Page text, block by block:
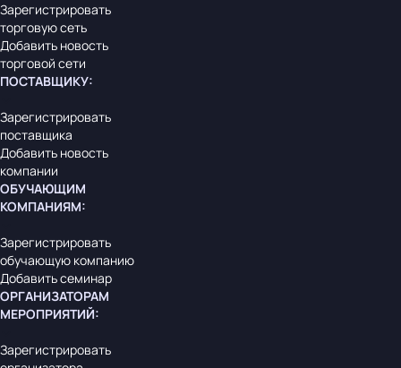
Зарегистрировать
торговую сеть
Добавить новость
торговой сети
ПОСТАВЩИКУ:
Зарегистрировать
поставщика
Добавить новость
компании
ОБУЧАЮЩИМ
КОМПАНИЯМ:
Зарегистрировать
обучающую компанию
Добавить семинар
ОРГАНИЗАТОРАМ
МЕРОПРИЯТИЙ:
Зарегистрировать